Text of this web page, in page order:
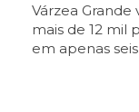
Várzea Grande
mais de 12 mil
em apenas